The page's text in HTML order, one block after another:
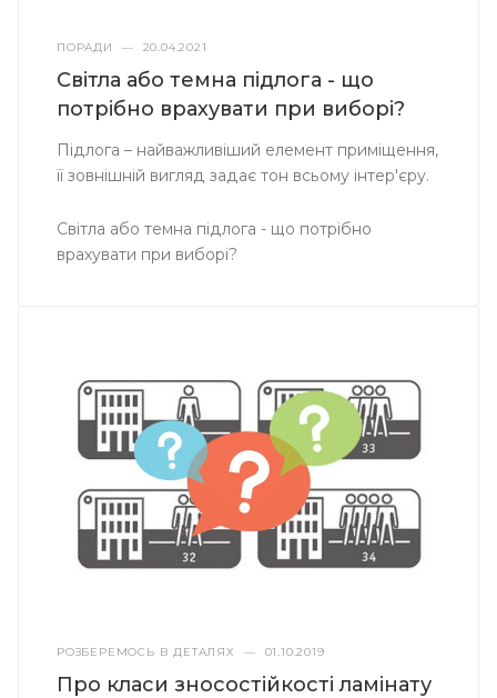
ПОРАДИ — 20.04.2021
Світла або темна підлога - що
потрібно врахувати при виборі?
Підлога – найважливіший елемент приміщення,
її зовнішній вигляд задає тон всьому інтер'єру.
Світла або темна підлога - що потрібно
врахувати при виборі?
РОЗБЕРЕМОСЬ В ДЕТАЛЯХ — 01.10.2019
Про класи зносостійкості ламінату